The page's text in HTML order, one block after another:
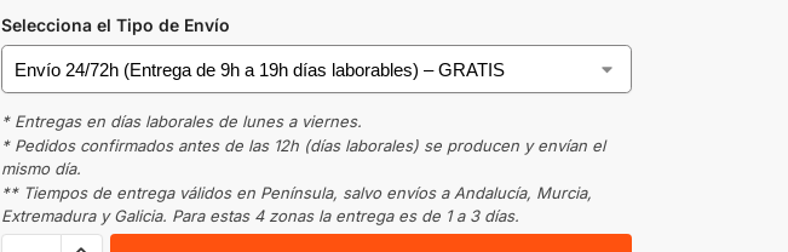
Selecciona el Tipo de Envío
* Entregas en días laborales de lunes a viernes.
* Pedidos confirmados antes de las 12h (días laborales) se producen y envían el
mismo día.
** Tiempos de entrega válidos en Península, salvo envíos a Andalucía, Murcia,
Extremadura y Galicia. Para estas 4 zonas la entrega es de 1 a 3 días.